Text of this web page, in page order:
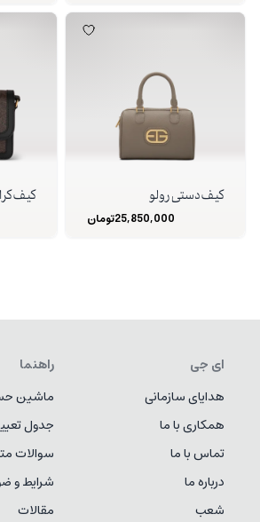
کیف دستی رولو
25,850,000تومان
کیف
ای جی
هدایای سازمانی
همکاری با ما
تماس با ما
درباره ما
شعب
راهنما
ماشین
جدول
سوالات
شرایط و
مقالات